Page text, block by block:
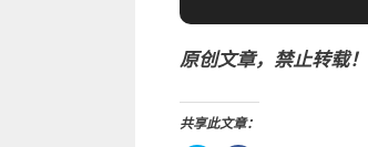
原创文章，禁止转载！
共享此文章：